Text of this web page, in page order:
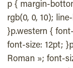
p { margin-
rgb(0, 0, 10);
}p.western {
font-size: 12pt;
Roman »; font-